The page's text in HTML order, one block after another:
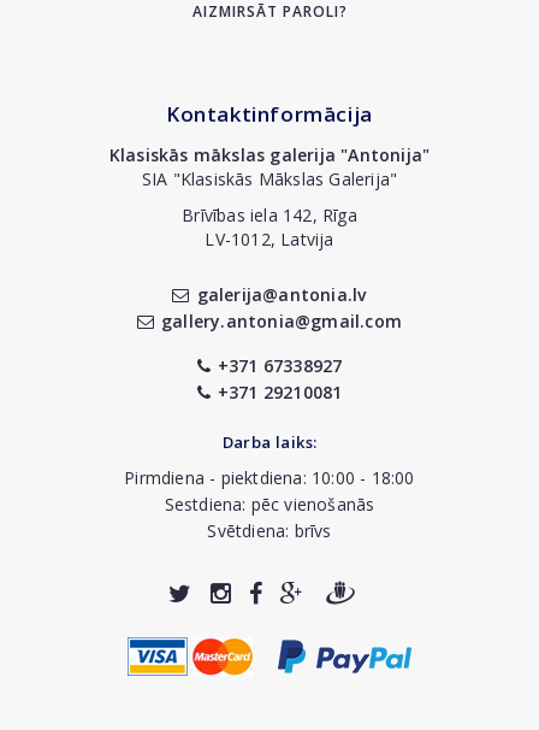
AIZMIRSĀT PAROLI?
Kontaktinformācija
Klasiskās mākslas galerija "Antonija"
SIA "Klasiskās Mākslas Galerija"
Brīvības iela 142, Rīga
LV-1012, Latvija
galerija@antonia.lv
gallery.antonia@gmail.com
+371 67338927
+371 29210081
Darba laiks:
Pirmdiena - piektdiena: 10:00 - 18:00
Sestdiena: pēc vienošanās
Svētdiena: brīvs